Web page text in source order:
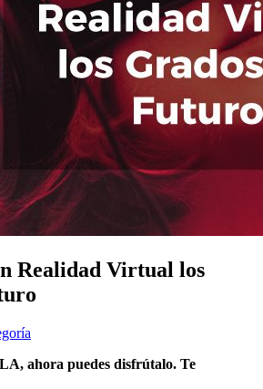
Realidad Virtual los
ahora puedes disfrútalo. Te